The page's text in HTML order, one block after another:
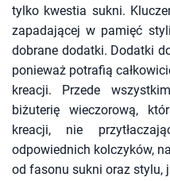
tylko kwestia sukni.
zapadającej w pamięć
dobrane dodatki. Dodatki
ponieważ potrafią
kreacji. Przede
biżuterię wieczorową,
kreacji, nie
odpowiednich kolczyków,
od fasonu sukni oraz stylu,